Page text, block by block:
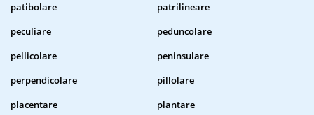
patibolare
patrilineare
peculiare
peduncolare
pellicolare
peninsulare
perpendicolare
pillolare
placentare
plantare